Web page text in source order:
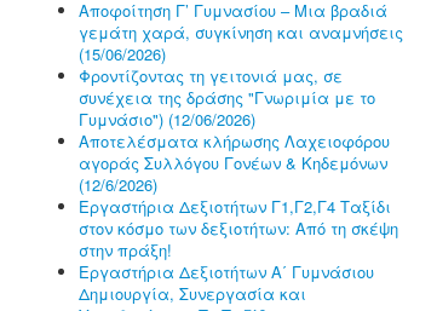
Αποφοίτηση Γ’ Γυμνασίου – Μια βραδιά
γεμάτη χαρά, συγκίνηση και αναμνήσεις
(15/06/2026)
Φροντίζοντας τη γειτονιά μας, σε
συνέχεια της δράσης "Γνωριμία με το
Γυμνάσιο") (12/06/2026)
Αποτελέσματα κλήρωσης Λαχειοφόρου
αγοράς Συλλόγου Γονέων & Κηδεμόνων
(12/6/2026)
Εργαστήρια Δεξιοτήτων Γ1,Γ2,Γ4 Ταξίδι
στον κόσμο των δεξιοτήτων: Από τη σκέψη
στην πράξη!
Εργαστήρια Δεξιοτήτων Α΄ Γυμνάσιου
Δημιουργία, Συνεργασία και